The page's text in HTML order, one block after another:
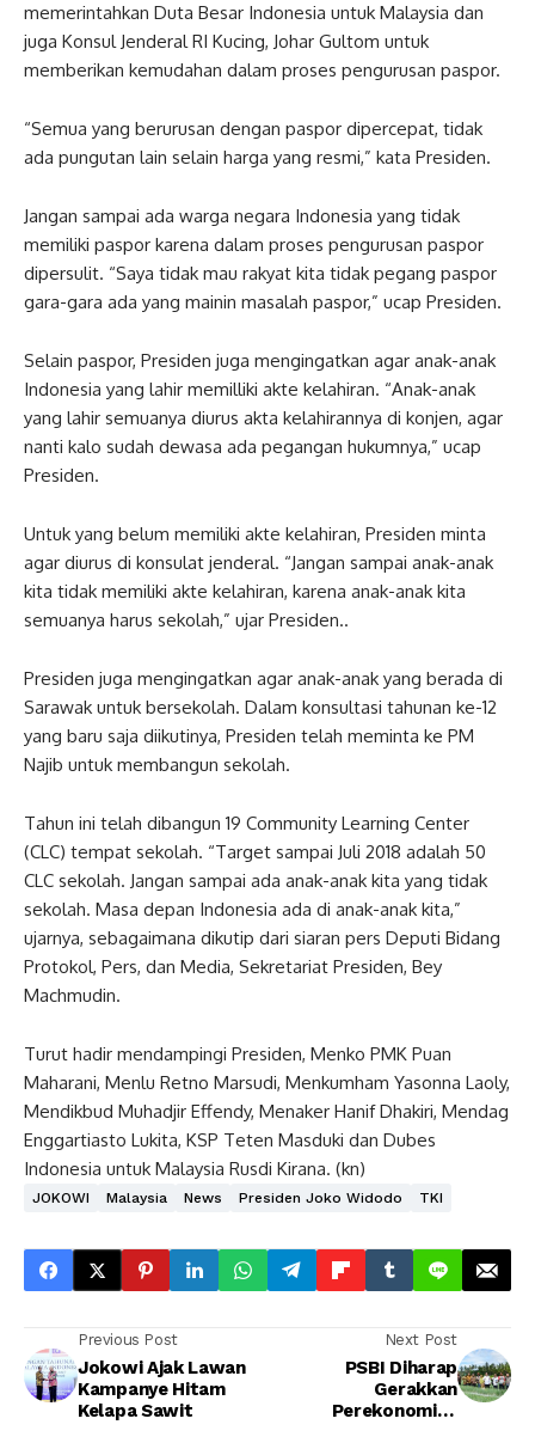
memerintahkan Duta Besar Indonesia untuk Malaysia dan
juga Konsul Jenderal RI Kucing, Johar Gultom untuk
memberikan kemudahan dalam proses pengurusan paspor.
“Semua yang berurusan dengan paspor dipercepat, tidak
ada pungutan lain selain harga yang resmi,” kata Presiden.
Jangan sampai ada warga negara Indonesia yang tidak
memiliki paspor karena dalam proses pengurusan paspor
dipersulit. “Saya tidak mau rakyat kita tidak pegang paspor
gara-gara ada yang mainin masalah paspor,” ucap Presiden.
Selain paspor, Presiden juga mengingatkan agar anak-anak
Indonesia yang lahir memilliki akte kelahiran. “Anak-anak
yang lahir semuanya diurus akta kelahirannya di konjen, agar
nanti kalo sudah dewasa ada pegangan hukumnya,” ucap
Presiden.
Untuk yang belum memiliki akte kelahiran, Presiden minta
agar diurus di konsulat jenderal. “Jangan sampai anak-anak
kita tidak memiliki akte kelahiran, karena anak-anak kita
semuanya harus sekolah,” ujar Presiden..
Presiden juga mengingatkan agar anak-anak yang berada di
Sarawak untuk bersekolah. Dalam konsultasi tahunan ke-12
yang baru saja diikutinya, Presiden telah meminta ke PM
Najib untuk membangun sekolah.
Tahun ini telah dibangun 19 Community Learning Center
(CLC) tempat sekolah. “Target sampai Juli 2018 adalah 50
CLC sekolah. Jangan sampai ada anak-anak kita yang tidak
sekolah. Masa depan Indonesia ada di anak-anak kita,”
ujarnya, sebagaimana dikutip dari siaran pers Deputi Bidang
Protokol, Pers, dan Media, Sekretariat Presiden, Bey
Machmudin.
Turut hadir mendampingi Presiden, Menko PMK Puan
Maharani, Menlu Retno Marsudi, Menkumham Yasonna Laoly,
Mendikbud Muhadjir Effendy, Menaker Hanif Dhakiri, Mendag
Enggartiasto Lukita, KSP Teten Masduki dan Dubes
Indonesia untuk Malaysia Rusdi Kirana. (kn)
JOKOWI Malaysia News Presiden Joko Widodo TKI
Previous Post
Jokowi Ajak Lawan
Kampanye Hitam
Kelapa Sawit
Next Post
PSBI Diharap
Gerakkan
Perekonomian